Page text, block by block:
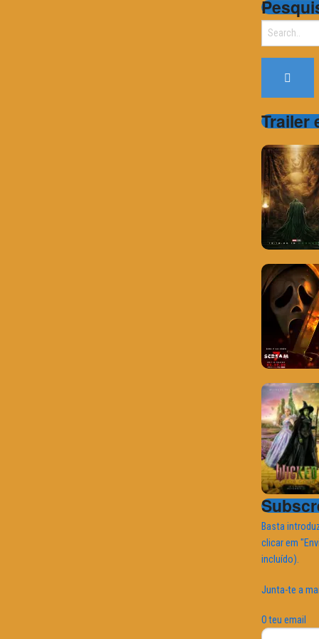
Search
Trailer
Basta
clicar em
incluído).
Junta-te a
O teu email